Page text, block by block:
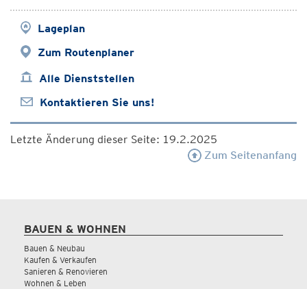
Lageplan
Zum Routenplaner
Alle Dienststellen
Kontaktieren Sie uns!
Letzte Änderung dieser Seite: 19.2.2025
Zum Seitenanfang
BAUEN & WOHNEN
Bauen & Neubau
Kaufen & Verkaufen
Sanieren & Renovieren
Wohnen & Leben